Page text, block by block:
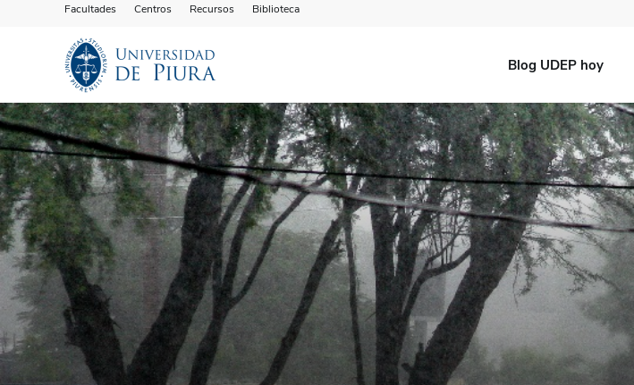
Facultades Centros Recursos Biblioteca
Blog UDEP hoy